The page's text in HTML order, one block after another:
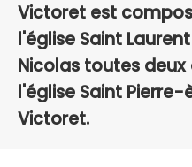
Victoret est
l'église Saint
Nicolas toutes
l'église Saint
Victoret.